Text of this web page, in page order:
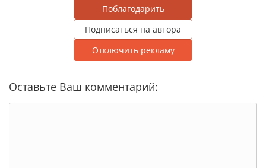
Поблагодарить
Подписаться на автора
Отключить рекламу
Оставьте Ваш комментарий: